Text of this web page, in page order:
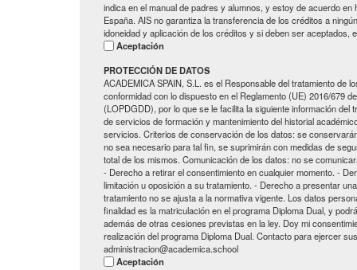
indica en el manual de padres y alumnos, y estoy de acuerdo
España. AIS no garantiza la transferencia de los créditos a
idoneidad y aplicación de los créditos y si deben ser aceptados,
Aceptación
PROTECCIÓN DE DATOS
ACADEMICA SPAIN, S.L. es el Responsable del tratamiento
conformidad con lo dispuesto en el Reglamento (UE) 2016/679
(LOPDGDD), por lo que se le facilita la siguiente información
de servicios de formación y mantenimiento del historial
servicios. Criterios de conservación de los datos: se
no sea necesario para tal fin, se suprimirán con medidas de
total de los mismos. Comunicación de los datos: no se
- Derecho a retirar el consentimiento en cualquier momento. -
limitación u oposición a su tratamiento. - Derecho a presentar
tratamiento no se ajusta a la normativa vigente. Los datos
finalidad es la matriculación en el programa Diploma Dual, y
además de otras cesiones previstas en la ley. Doy mi
realización del programa Diploma Dual. Contacto para ejercer
administracion@academica.school
Aceptación